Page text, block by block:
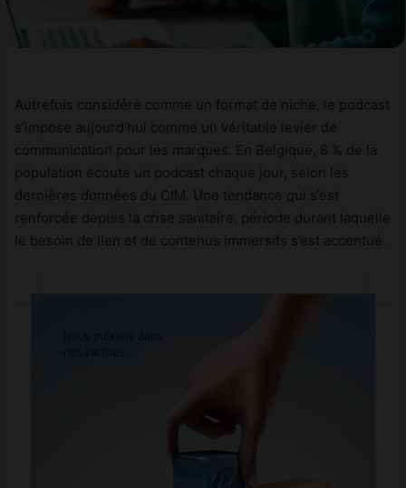
Autrefois considéré comme un format de niche, le podcast
s’impose aujourd’hui comme un véritable levier de
communication pour les marques. En Belgique, 8 % de la
population écoute un podcast chaque jour, selon les
dernières données du CIM. Une tendance qui s’est
renforcée depuis la crise sanitaire, période durant laquelle
le besoin de lien et de contenus immersifs s’est accentué.